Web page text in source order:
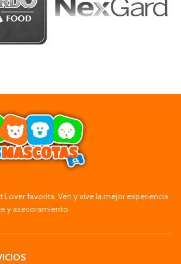
favorita. Ven y vive la mejor experiencia
y asesoramiento